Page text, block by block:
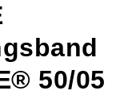
50/05